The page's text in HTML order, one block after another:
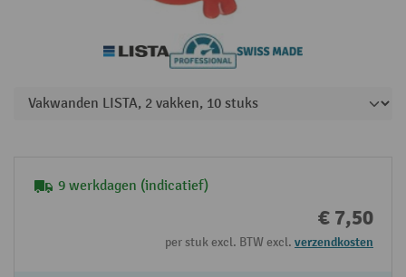
9 werkdagen (indicatief)
€ 7,50
per stuk excl. BTW excl. verzendkosten